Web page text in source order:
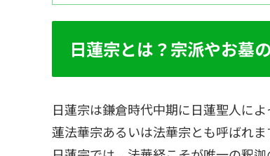
日蓮宗とは？宗派やお墓
日蓮宗は鎌倉時代中期に日蓮聖人に
蓮法華宗あるいは法華宗とも呼ばれま